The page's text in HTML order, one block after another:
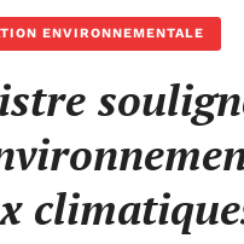
ENVIRONNEMENTALE